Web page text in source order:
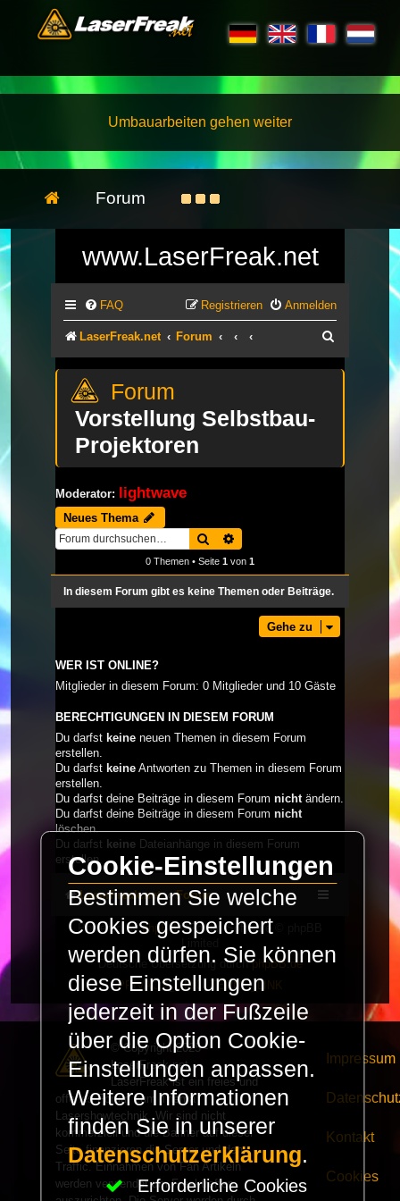
Umbauarbeiten gehen weiter
Forum
www.LaserFreak.net
FAQ Anmelden
Registrieren
LaserFreak.net Forum
Vorstellung Selbstbau-
Projektoren
Moderator: lightwave
Neues Thema
Suche
0 Themen • Seite 1 von 1
In diesem Forum gibt es keine Themen oder Beiträge.
Gehe zu
WER IST ONLINE?
Mitglieder in diesem Forum: 0 Mitglieder und 10 Gäste
BERECHTIGUNGEN IN DIESEM FORUM
Du darfst keine neuen Themen in diesem Forum
erstellen.
Du darfst keine Antworten zu Themen in diesem Forum
erstellen.
Du darfst deine Beiträge in diesem Forum nichtändern.
Du darfst deine Beiträge in diesem Forum nicht
löschen.
Du darfst keine Dateianhänge in diesem Forum
erstellen.
LaserFreak.net Forum
Powered byphpBB® Forum Software © phpBB
Deutsche Übersetzung durchphpBB.de
PRIVACY_LINK | TERMS_LINK
© Copyright 2025 -
LaserFreak.net
LaserFreak ist ein freies und
offenes Forum zum Thema
Lasershowtechnik. Wir sind nicht
kommerziell und die Banner auf dieser
Seite finanzieren die Server und den
Traffic. Einnahmen von Fan Artikeln
werden verwendet um Freaktreffen
Impressum
Kontakt
Cookies
Cookie-Einstellungen
Bestimmen Sie welche
Cookies gespeichert
werden dürfen. Sie können
diese Einstellungen
jederzeit in der Fußzeile
über die Option Cookie-
Einstellungen anpassen.
Weitere Informationen
finden Sie in unserer
Datenschutzerklärung.
Erforderliche Cookies